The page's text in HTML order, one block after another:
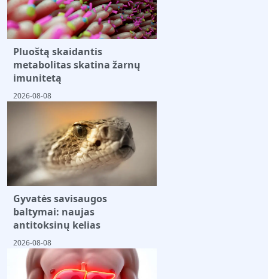
Pluoštą skaidantis
metabolitas skatina žarnų
imunitetą
2026-08-08
Gyvatės savisaugos
baltymai: naujas
antitoksinų kelias
2026-08-08